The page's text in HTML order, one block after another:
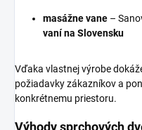
masážne vane –
vaní na Slovensku
Vďaka vlastnej výrobe
požiadavky zákazníkov a
konkrétnemu priestoru.
Výhody sprchových